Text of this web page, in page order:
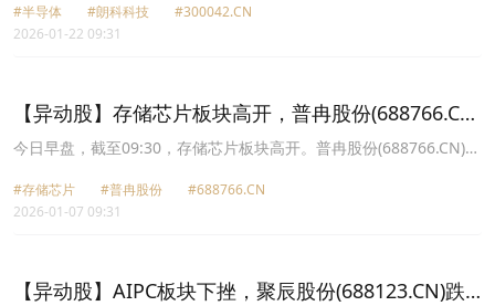
科技(688595.CN)涨10.82%报41.06元，盈方微(000670.CN)涨
10.05%报10.29元，澜起科技(688008.CN)涨9.79%报175.69元，聚
#半导体 #朗科科技
#300042.CN
2026-01-22 09:31
【异动股】存储芯片板块高开，普冉股份(688766.CN)
涨20.0%
今日早盘，截至09:30，存储芯片板块高开。普冉股份(688766.CN)涨
联芸科技(688449.CN)涨10.51%报54.7元，彤程新材(603650.CN)涨
10.00%报51.57元，盈新发展(000620.CN)涨9.90%报3.33元，利尔
#存储芯片 #普冉股份
#688766.CN
2026-01-07 09:31
【异动股】AIPC板块下挫，聚辰股份(688123.CN)跌